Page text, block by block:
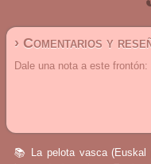
› Comentarios y
Dale una nota a este frontón:
📚 La pelota vasca (Euskal